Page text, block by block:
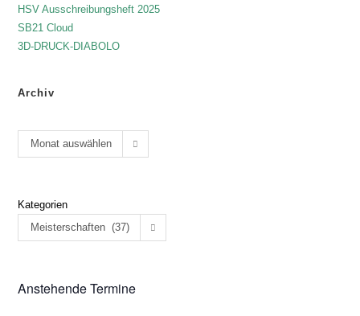
HSV Ausschreibungsheft 2025
SB21 Cloud
3D-DRUCK-DIABOLO
Archiv
Monat auswählen
Kategorien
Meisterschaften (37)
Anstehende Termine